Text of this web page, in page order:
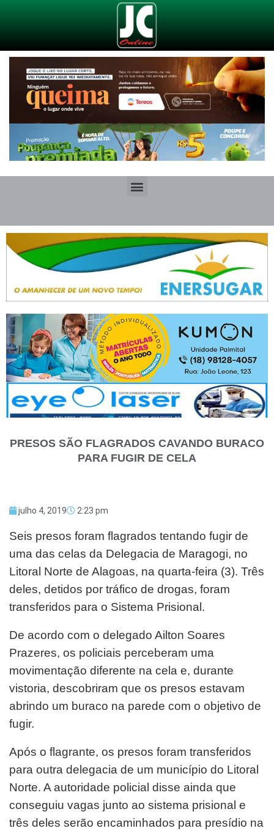
PRESOS SÃO FLAGRADOS CAVANDO BURACO
PARA FUGIR DE CELA
julho 4, 2019 2:23 pm
Seis presos foram flagrados tentando fugir de
uma das celas da Delegacia de Maragogi, no
Litoral Norte de Alagoas, na quarta-feira (3). Três
deles, detidos por tráfico de drogas, foram
transferidos para o Sistema Prisional.
De acordo com o delegado Ailton Soares
Prazeres, os policiais perceberam uma
movimentação diferente na cela e, durante
vistoria, descobriram que os presos estavam
abrindo um buraco na parede com o objetivo de
fugir.
Após o flagrante, os presos foram transferidos
para outra delegacia de um município do Litoral
Norte. A autoridade policial disse ainda que
conseguiu vagas junto ao sistema prisional e
três deles serão encaminhados para presídio na